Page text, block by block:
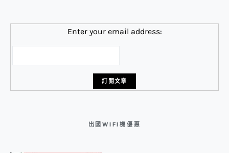
Enter your email address:
出國WIFI機優惠